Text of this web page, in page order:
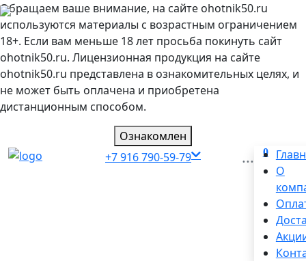
Обращаем ваше внимание, на сайте ohotnik50.ru
используются материалы с возрастным ограничением
18+. Если вам меньше 18 лет просьба покинуть сайт
ohotnik50.ru. Лицензионная продукция на сайте
ohotnik50.ru представлена в ознакомительных целях, и
не может быть оплачена и приобретена
дистанционным способом.
Ознакомлен
+7 916 790-59-79
0
...
О